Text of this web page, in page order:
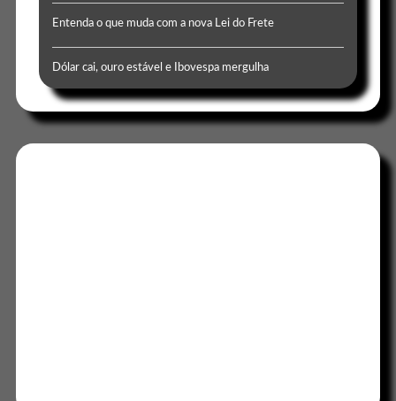
Entenda o que muda com a nova Lei do Frete
Dólar cai, ouro estável e Ibovespa mergulha